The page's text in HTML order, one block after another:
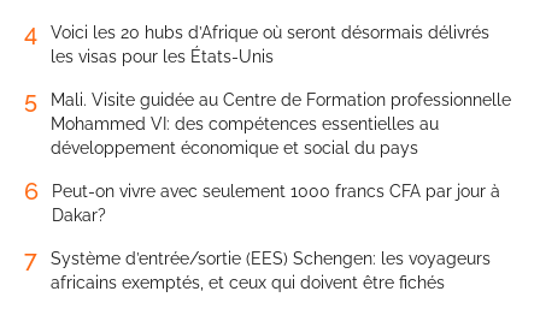
4
Voici les 20 hubs d’Afrique où seront désormais délivrés
les visas pour les États-Unis
5
Mali. Visite guidée au Centre de Formation professionnelle
Mohammed VI: des compétences essentielles au
développement économique et social du pays
6
Peut-on vivre avec seulement 1000 francs CFA par jour à
Dakar?
7
Système d’entrée/sortie (EES) Schengen: les voyageurs
africains exemptés, et ceux qui doivent être fichés